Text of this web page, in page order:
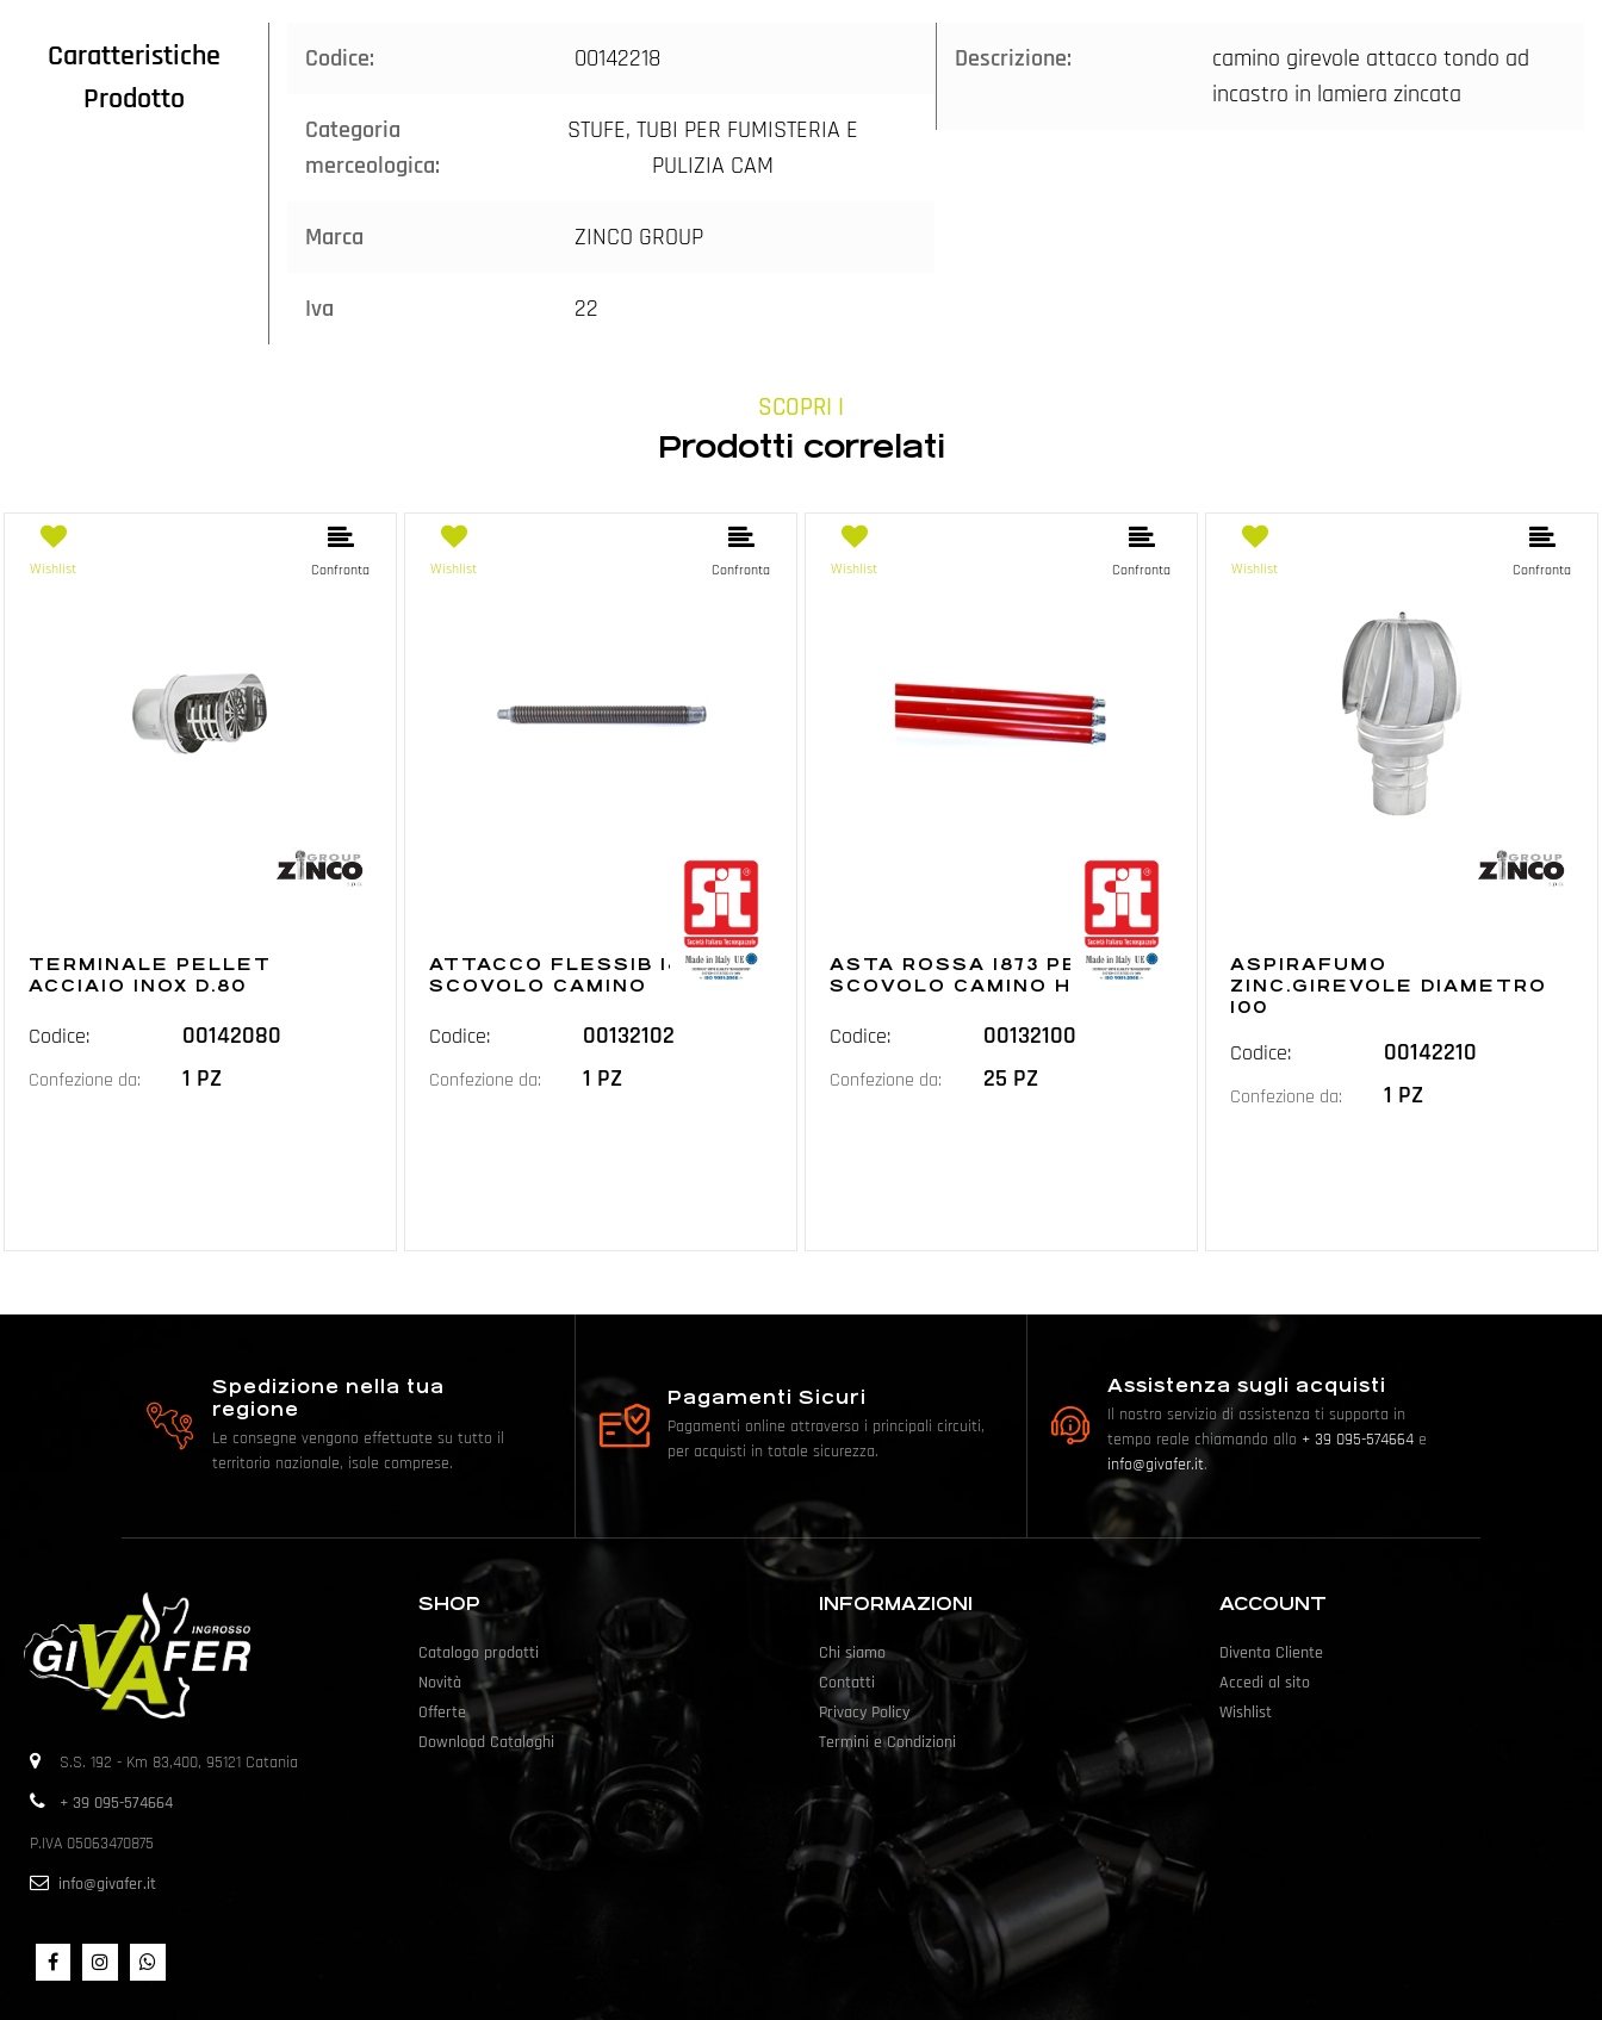
Caratteristiche
Prodotto
Codice: 00142218
Categoria
merceologica:
STUFE, TUBI PER FUMISTERIA E
PULIZIA CAM
Marca ZINCO GROUP
Iva 22
Descrizione:
camino girevole attacco tondo ad
incastro in lamiera zincata
SCOPRI I
Prodotti correlati
Wishlist Confronta
TERMINALE PELLET
ACCIAIO INOX D.80
Codice: 00142080
Confezione da: 1 PZ
Wishlist Confronta
ATTACCO FLESSIB 1876 PER
SCOVOLO CAMINO
Codice: 00132102
Confezione da: 1 PZ
Wishlist Confronta
ASTA ROSSA 1873 PER
SCOVOLO CAMINO H 140
Codice: 00132100
Confezione da: 25 PZ
Wishlist Confronta
ASPIRAFUMO
ZINC.GIREVOLE DIAMETRO
100
Codice: 00142210
Confezione da: 1 PZ
Spedizione nella tua
regione
Le consegne vengono effettuate su tutto il
territorio nazionale, isole comprese.
Pagamenti Sicuri
Pagamenti online attraverso i principali circuiti,
per acquisti in totale sicurezza.
Assistenza sugli acquisti
Il nostro servizio di assistenza ti supporta in
tempo reale chiamando allo + 39 095-574664e
info@givafer.it.
S.S. 192 - Km 83,400, 95121 Catania
+ 39 095-574664
P.IVA 05063470875
info@givafer.it
SHOP
Catalogo prodotti
Novità
Offerte
Download Cataloghi
INFORMAZIONI
Chi siamo
Contatti
Privacy Policy
Termini e Condizioni
ACCOUNT
Diventa Cliente
Accedi al sito
Wishlist